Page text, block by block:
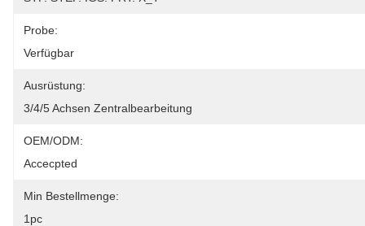
Probe:
Verfügbar
Ausrüstung:
3/4/5 Achsen Zentralbearbeitung
OEM/ODM:
Accecpted
Min Bestellmenge:
1pc